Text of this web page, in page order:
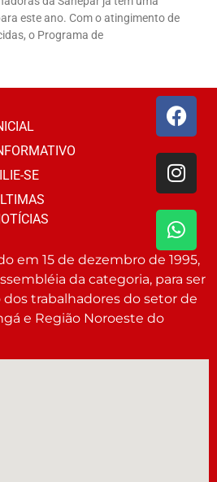
este ano. Com o atingimento de
o Programa de
SE
em 15 de dezembro de 1995,
da categoria, para ser
trabalhadores do setor de
e Região Noroeste do